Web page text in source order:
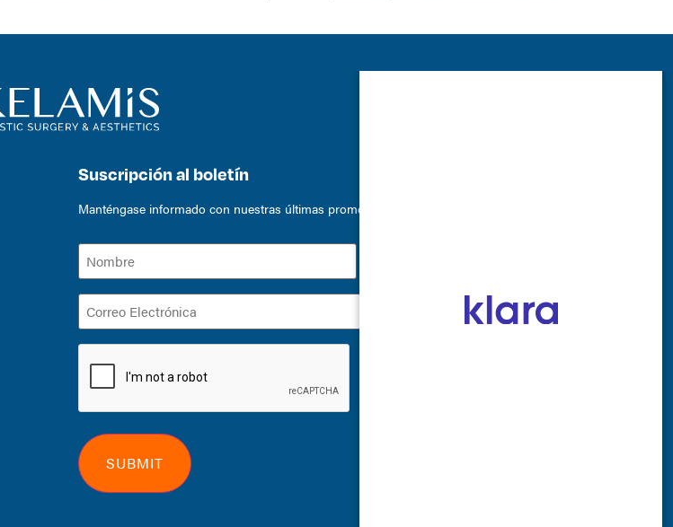
Suscripción al boletín
Manténgase informado con nuestras últimas promociones, eventos especiales y ofertas de productos.
Nombre
(Required)
Correo
Electrónica
(Required)
CAPTCHA